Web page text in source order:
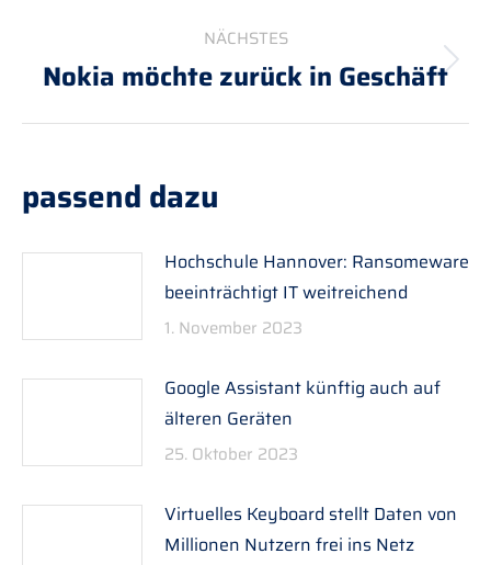
NÄCHSTES
Nächster
Nokia möchte zurück in Geschäft
passend dazu
Hochschule Hannover: Ransomeware
beeinträchtigt IT weitreichend
1. November 2023
Google Assistant künftig auch auf
älteren Geräten
25. Oktober 2023
Virtuelles Keyboard stellt Daten von
Millionen Nutzern frei ins Netz